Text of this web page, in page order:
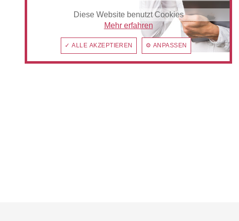
Diese Website benutzt Cookies
Mehr erfahren
✓ ALLE AKZEPTIEREN ⚙ ANPASSEN